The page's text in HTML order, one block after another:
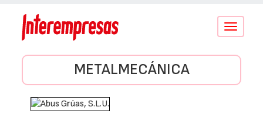
Conmutar
METALMECÁNICA